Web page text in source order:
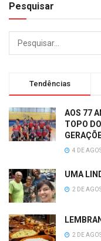
Pesquisar
Tendências
AOS 77
TOPO
4 DE
UMA
2 DE
2 DE